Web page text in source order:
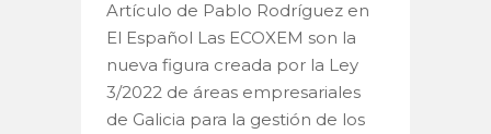
Artículo de Pablo Rodríguez en
El Español Las ECOXEM son la
nueva figura creada por la Ley
3/2022 de áreas empresariales
de Galicia para la gestión de los